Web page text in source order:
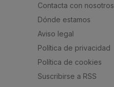
Contacta con nosotros
Dónde estamos
Aviso legal
Política de privacidad
Política de cookies
Suscribirse a RSS